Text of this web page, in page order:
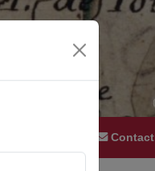
Contact